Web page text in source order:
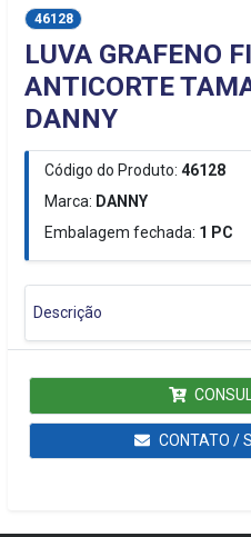
46128
LUVA GRAFENO
ANTICORTE
DANNY
Código do Produto: 46128
Marca: DANNY
Embalagem fechada: 1 PC
Descrição
CONTATO /